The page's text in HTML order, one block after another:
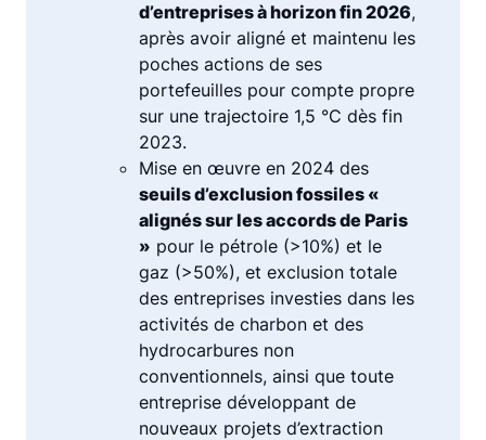
d’entreprises à horizon fin 2026,
après avoir aligné et maintenu les
poches actions de ses
portefeuilles pour compte propre
sur une trajectoire 1,5 °C dès fin
2023.
Mise en œuvre en 2024 des
seuils d’exclusion fossiles «
alignés sur les accords de Paris
» pour le pétrole (>10%) et le
gaz (>50%), et exclusion totale
des entreprises investies dans les
activités de charbon et des
hydrocarbures non
conventionnels, ainsi que toute
entreprise développant de
nouveaux projets d’extraction